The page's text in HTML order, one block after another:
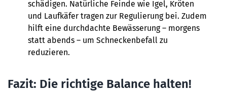
schädigen. Natürliche Feinde wie Igel, Kröten
und Laufkäfer tragen zur Regulierung bei. Zudem
hilft eine durchdachte Bewässerung – morgens
statt abends – um Schneckenbefall zu
reduzieren.
Fazit: Die richtige Balance halten!